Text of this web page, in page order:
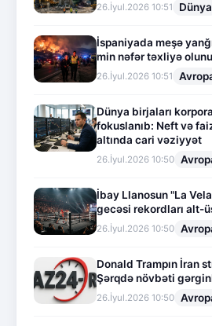
26.İyul.2026 10:51 Dünya
İspaniyada meşə
min nəfər təxliyə
26.İyul.2026 10:51
Dünya birjaları
fokuslanıb: Neft və
altında cari vəziyyət
26.İyul.2026 10:50
İbay Llanosun "La
gecəsi rekordları alt-
26.İyul.2026 10:50
Donald Trampın İran
Şərqdə növbəti
26.İyul.2026 10:50